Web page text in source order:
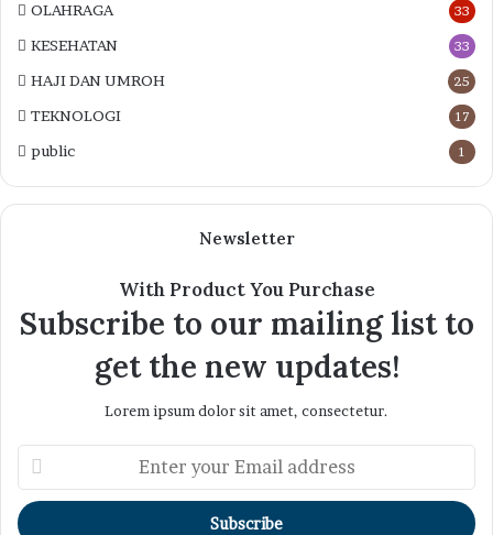
OLAHRAGA 33
KESEHATAN 33
HAJI DAN UMROH 25
TEKNOLOGI 17
public 1
Newsletter
With Product You Purchase
Subscribe to our mailing list to
get the new updates!
Lorem ipsum dolor sit amet, consectetur.
your
Email
address